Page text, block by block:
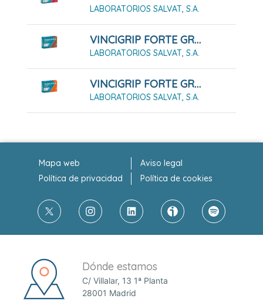
LABORATORIOS SALVAT, S.A.
VINCIGRIP FORTE GRANULADO PARA SOLUCIÓN ORAL SABOR CACAO, 10 SOBRES
LABORATORIOS SALVAT, S.A.
VINCIGRIP FORTE GRANULADO PARA SOLUCIÓN ORAL SABOR NARANJA, 10 SOBRES
LABORATORIOS SALVAT, S.A.
Mapa web
Aviso legal
Política de privacidad
Política de cookies
Dónde estamos
C/ Villalar, 13 1ª Planta
28001 Madrid